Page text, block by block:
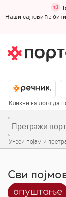
Наши сајтови ће
Кликни на лого да
Унеси појам и
Сви
опуштање